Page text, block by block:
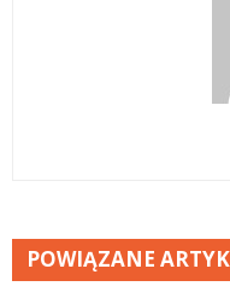
POWIĄZANE